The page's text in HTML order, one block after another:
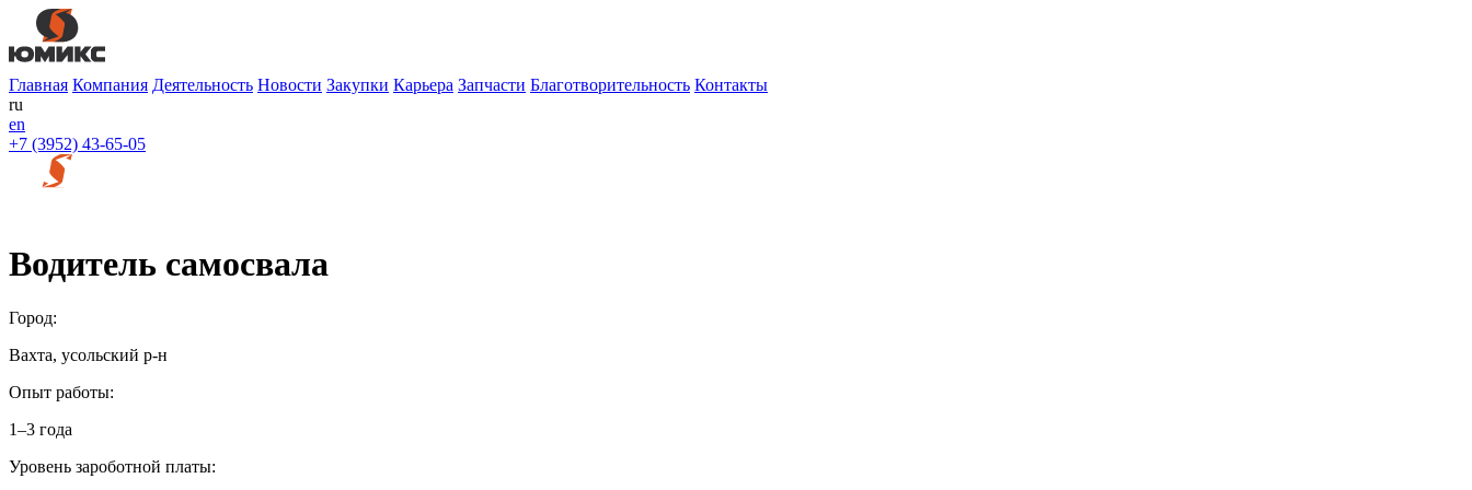
Главная Компания Деятельность Новости Закупки Карьера Запчасти Благотворительность Контакты
ru
en
+7 (3952) 43-65-05
Водитель самосвала
Город:
Вахта, усольский р-н
Опыт работы:
1–3 года
Уровень зароботной платы: